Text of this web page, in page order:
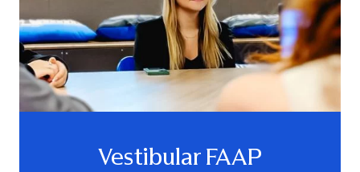
Vestibular FAAP